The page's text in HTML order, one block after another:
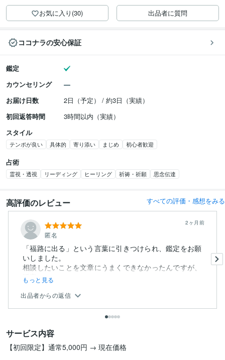
お気に入り(30) 出品者に質問
ココナラの安心保証
鑑定
カウンセリング
お届け日数
2日（予定） / 約3日（実績）
初回返答時間
3時間以内（実績）
スタイル
テンポが良い 具体的 寄り添い まじめ 初心者歓迎
占術
霊視・透視 リーディング ヒーリング 祈祷・祈願 思念伝達
高評価のレビュー すべての評価・感想をみる
匿名
2ヶ月前
「福路に出る」という言葉に引きつけられ、鑑定をお願
いしました。
相談したいことを文章にうまくできなかったんですが、
活字一...
もっと見る
出品者からの返信
サービス内容
【初回限定】通常5,000円 → 現在価格